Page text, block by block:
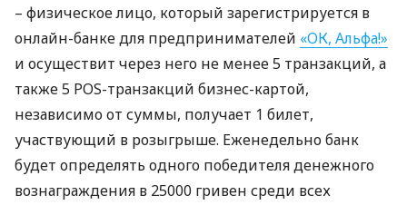
– физическое лицо, который зарегистрируется в
онлайн-банке для предпринимателей «ОК, Альфа!»
и осуществит через него не менее 5 транзакций, а
также 5 POS-транзакций бизнес-картой,
независимо от суммы, получает 1 билет,
участвующий в розыгрыше. Еженедельно банк
будет определять одного победителя денежного
вознаграждения в 25000 гривен среди всех